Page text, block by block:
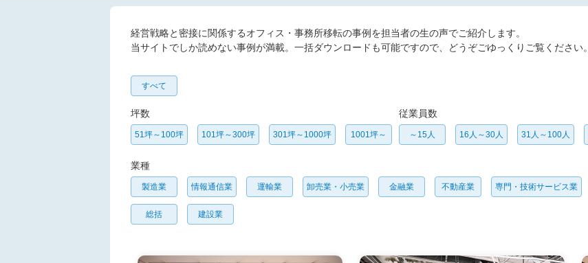
経営戦略と密接に関係するオフィス・事務所移転の事例を担当者の生の声でご紹介します。
​当サイトでしか読めない事例が満載。一括ダウンロードも可能ですので、どうぞごゆっくりご覧ください。
すべて
坪数
51坪～100坪 101坪～300坪 301坪～1000坪 1001坪～
従業員数
～15人 16人～30人 31人～100人
業種
製造業 情報通信業 運輸業 卸売業・小売業 金融業 不動産業 専門・技術サービス業
総括 建設業